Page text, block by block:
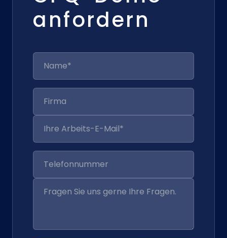
anfordern